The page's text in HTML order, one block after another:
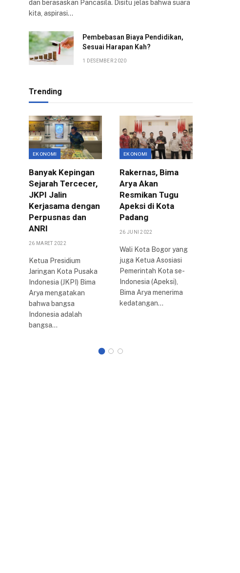
dan berasaskan Pancasila. Disitu jelas bahwa suara
kita, aspirasi…
Pembebasan Biaya Pendidikan,
Sesuai Harapan Kah?
1 DESEMBER 2020
Trending
EKONOMI
Banyak Kepingan
Sejarah Tercecer,
JKPI Jalin
Kerjasama dengan
Perpusnas dan
ANRI
26 MARET 2022
Ketua Presidium
Jaringan Kota Pusaka
Indonesia (JKPI) Bima
Arya mengatakan
bahwa bangsa
Indonesia adalah
bangsa…
EKONOMI
Rakernas, Bima
Arya Akan
Resmikan Tugu
Apeksi di Kota
Padang
26 JUNI 2022
Wali Kota Bogor yang
juga Ketua Asosiasi
Pemerintah Kota se-
Indonesia (Apeksi),
Bima Arya menerima
kedatangan…